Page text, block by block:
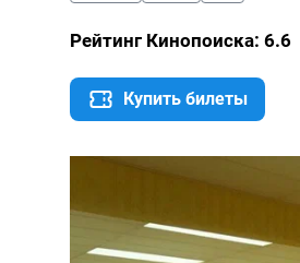
Рейтинг Кинопоиска: 6.6
Купить билеты